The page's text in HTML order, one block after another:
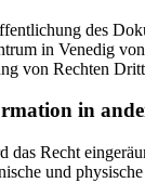
des
in Venedig
von Rechten
in
das Recht
und